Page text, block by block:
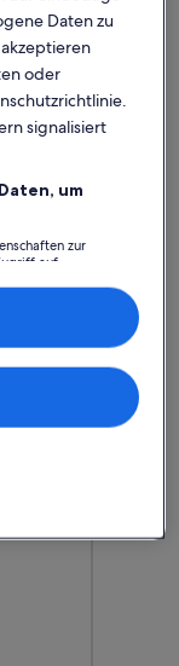
10 von
(4
in der
Weitere
Daten zu
oder
signalisiert
um
zur
auf
von Inhalten,
von